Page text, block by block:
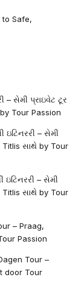
to Safe,
– સેમી પ્રાઇવેટ ટૂર
Tour Passion
ઇટિનરરી – સેમી
સાથે by Tour
ઇટિનરરી – સેમી
સાથે by Tour
– Praag,
Passion
Tour –
door Tour